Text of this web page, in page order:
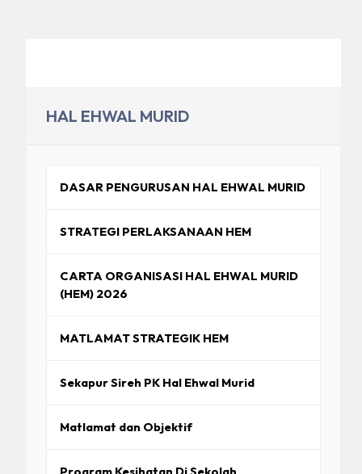
HAL EHWAL MURID
DASAR PENGURUSAN HAL EHWAL MURID
STRATEGI PERLAKSANAAN HEM
CARTA ORGANISASI HAL EHWAL MURID
(HEM) 2026
MATLAMAT STRATEGIK HEM
Sekapur Sireh PK Hal Ehwal Murid
Matlamat dan Objektif